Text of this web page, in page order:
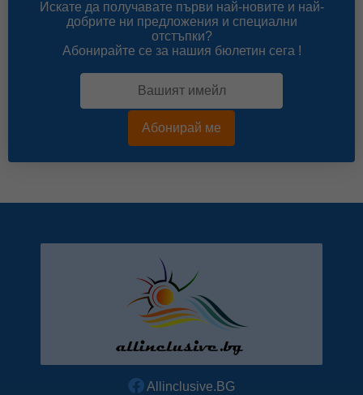
Искате да получавате първи най-новите и най-
добрите ни предложения и специални
отстъпки?
Абонирайте се за нашия бюлетин сега !
Абонирай ме
Allinclusive.BG